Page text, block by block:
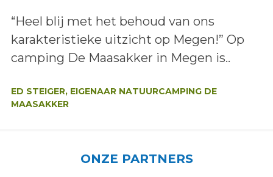
Lees het bericht:
“Heel blij met het behoud van ons
karakteristieke uitzicht op Megen!” Op
camping De Maasakker in Megen is..
ED STEIGER, EIGENAAR NATUURCAMPING DE
MAASAKKER
ONZE PARTNERS